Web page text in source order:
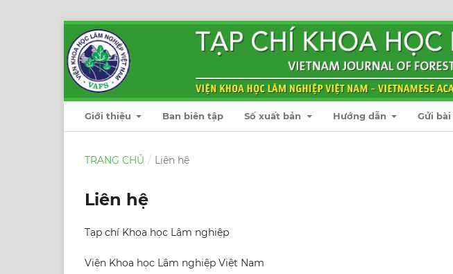
Giới thiệu Ban biên tập Số xuất bản Hướng dẫn Gửi bài
TRANG CHỦ / Liên hệ
Liên hệ
Tạp chí Khoa học Lâm nghiệp
Viện Khoa học Lâm nghiệp Việt Nam